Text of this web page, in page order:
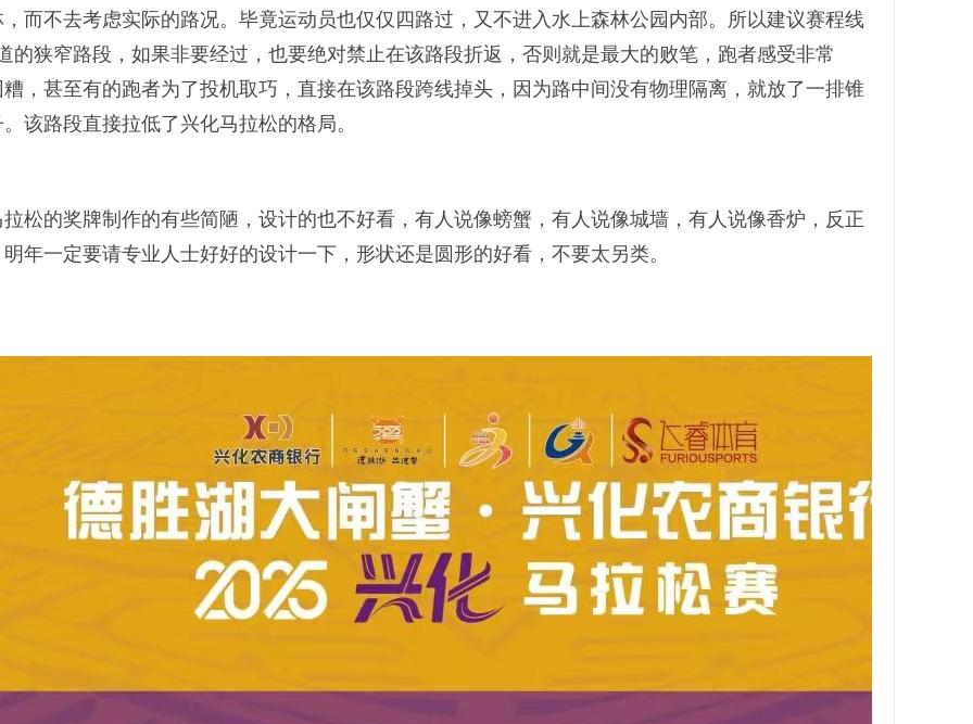
而不去考虑实际的路况。毕竟运动员也仅仅四路过，又不进入水上森林公园内部。所以建议赛程线
的狭窄路段，如果非要经过，也要绝对禁止在该路段折返，否则就是最大的败笔，跑者感受非常
，甚至有的跑者为了投机取巧，直接在该路段跨线掉头，因为路中间没有物理隔离，就放了一排锥
该路段直接拉低了兴化马拉松的格局。
松的奖牌制作的有些简陋，设计的也不好看，有人说像螃蟹，有人说像城墙，有人说像香炉，反正
年一定要请专业人士好好的设计一下，形状还是圆形的好看，不要太另类。